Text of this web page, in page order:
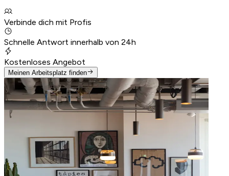
Verbinde dich mit Profis
Schnelle Antwort innerhalb von 24h
Kostenloses Angebot
Meinen Arbeitsplatz finden